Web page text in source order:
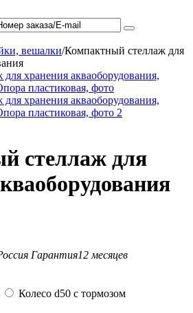
вешалки/Компактный стеллаж для
стеллаж для
Гарантия12 месяцев
Колесо d50 с тормозом